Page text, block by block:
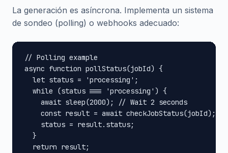
La generación es asíncrona. Implementa un sistema
de sondeo (polling) o webhooks adecuado:
// Polling example
async function pollStatus(jobId) {
  let status = 'processing';
  while (status === 'processing') {
    await sleep(2000); // Wait 2 seconds
    const result = await checkJobStatus(jobId);
    status = result.status;
  }
  return result;